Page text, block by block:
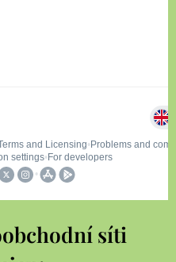
síti